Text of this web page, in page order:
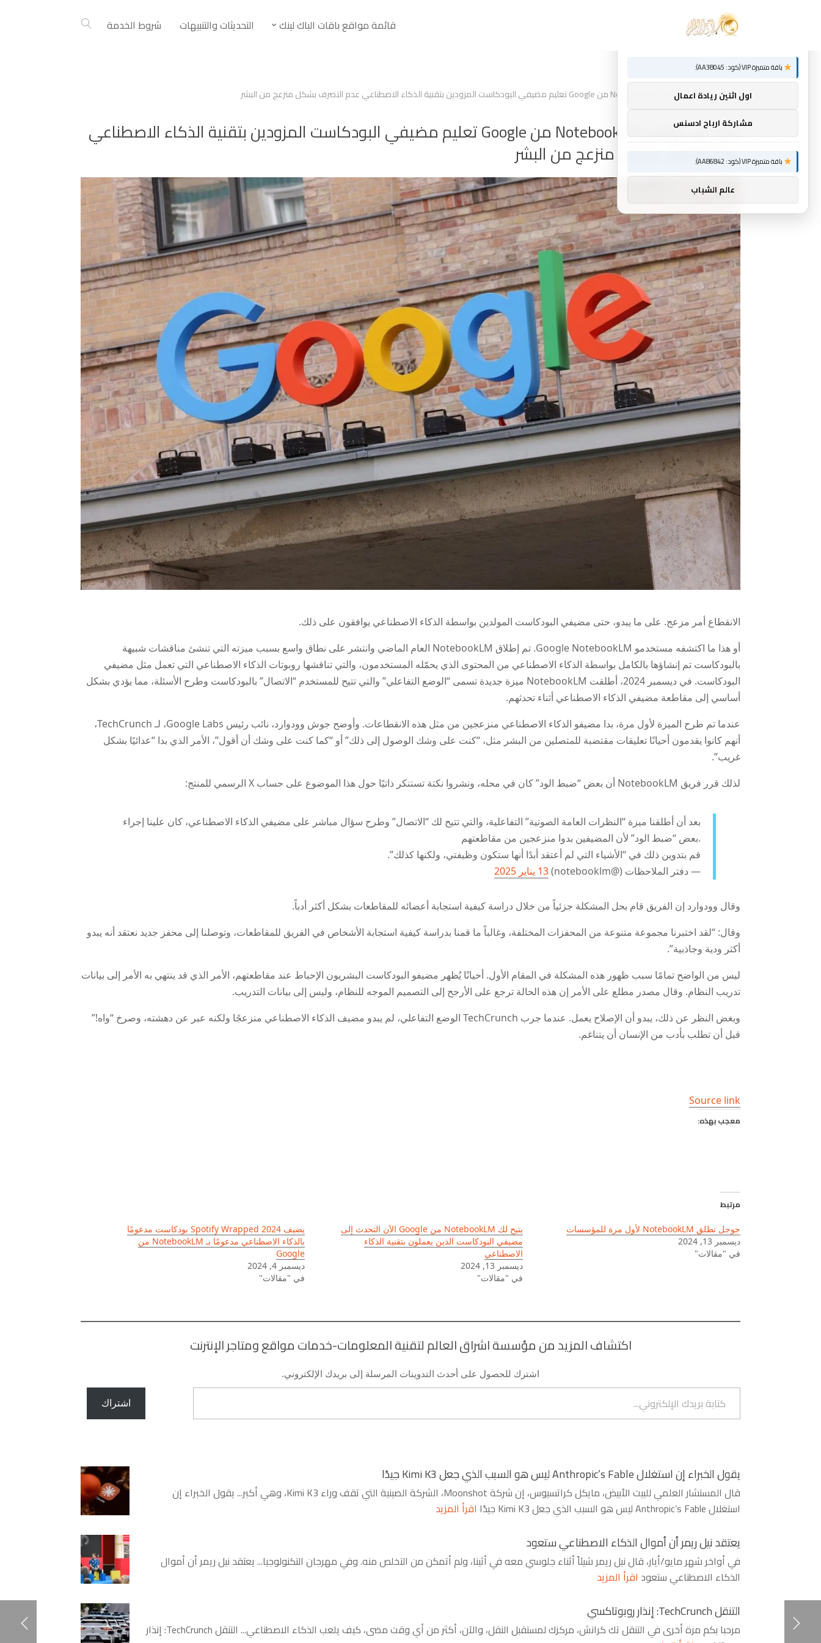
قائمة مواقع باقات الباك لينك التحديثات والتنبيهات شروط الخدمة
Home
»كان على برنامج NotebookLM من Google تعليم مضيفي البودكاست المزودين بتقنية الذكاء الاصطناعي عدم التصرف بشكل منزعج من البشر
كان على برنامج NotebookLM من Google تعليم مضيفي البودكاست المزودين بتقنية الذكاء الاصطناعي
عدم التصرف بشكل منزعج من البشر
الانقطاع أمر مزعج. على ما يبدو، حتى مضيفي البودكاست المولدين بواسطة الذكاء الاصطناعي يوافقون على ذلك.
أو هذا ما اكتشفه مستخدمو Google NotebookLM. تم إطلاق NotebookLM العام الماضي وانتشر على نطاق واسع بسبب ميزته التي تنشئ مناقشات شبيهة
بالبودكاست تم إنشاؤها بالكامل بواسطة الذكاء الاصطناعي من المحتوى الذي يحمّله المستخدمون، والتي تناقشها روبوتات الذكاء الاصطناعي التي تعمل مثل مضيفي
البودكاست. في ديسمبر 2024، أطلقت NotebookLM ميزة جديدة تسمى “الوضع التفاعلي” والتي تتيح للمستخدم “الاتصال” بالبودكاست وطرح الأسئلة، مما يؤدي بشكل
أساسي إلى مقاطعة مضيفي الذكاء الاصطناعي أثناء تحدثهم.
عندما تم طرح الميزة لأول مرة، بدا مضيفو الذكاء الاصطناعي منزعجين من مثل هذه الانقطاعات. وأوضح جوش وودوارد، نائب رئيس Google Labs، لـ TechCrunch،
أنهم كانوا يقدمون أحيانًا تعليقات مقتضبة للمتصلين من البشر مثل، “كنت على وشك الوصول إلى ذلك” أو “كما كنت على وشك أن أقول”، الأمر الذي بدا “عدائيًا بشكل
غريب”.
لذلك قرر فريق NotebookLM أن بعض “ضبط الود” كان في محله، ونشروا نكتة تستنكر ذاتيًا حول هذا الموضوع على حساب X الرسمي للمنتج:
بعد أن أطلقنا ميزة “النظرات العامة الصوتية” التفاعلية، والتي تتيح لك “الاتصال” وطرح سؤال مباشر على مضيفي الذكاء الاصطناعي، كان علينا إجراء
بعض “ضبط الود” لأن المضيفين بدوا منزعجين من مقاطعتهم.
قم بتدوين ذلك في “الأشياء التي لم أعتقد أبدًا أنها ستكون وظيفتي، ولكنها كذلك”.
— دفتر الملاحظات (@notebooklm)
13 يناير 2025
وقال وودوارد إن الفريق قام بحل المشكلة جزئياً من خلال دراسة كيفية استجابة أعضائه للمقاطعات بشكل أكثر أدباً.
وقال: “لقد اختبرنا مجموعة متنوعة من المحفزات المختلفة، وغالباً ما قمنا بدراسة كيفية استجابة الأشخاص في الفريق للمقاطعات، وتوصلنا إلى محفز جديد نعتقد أنه يبدو
أكثر ودية وجاذبية”.
ليس من الواضح تمامًا سبب ظهور هذه المشكلة في المقام الأول. أحيانًا يُظهر مضيفو البودكاست البشريون الإحباط عند مقاطعتهم، الأمر الذي قد ينتهي به الأمر إلى بيانات
تدريب النظام. وقال مصدر مطلع على الأمر إن هذه الحالة ترجع على الأرجح إلى التصميم الموجه للنظام، وليس إلى بيانات التدريب.
وبغض النظر عن ذلك، يبدو أن الإصلاح يعمل. عندما جرب TechCrunch الوضع التفاعلي، لم يبدو مضيف الذكاء الاصطناعي منزعجًا ولكنه عبر عن دهشته، وصرخ “واه!”
قبل أن تطلب بأدب من الإنسان أن يتناغم.
Source link
معجب بهذه:
مرتبط
جوجل تطلق NotebookLM لأول مرة للمؤسسات
ديسمبر 13, 2024
في "مقالات"
يتيح لك NotebookLM من Google الآن التحدث إلى
مضيفي البودكاست الذين يعملون بتقنية الذكاء
الاصطناعي
ديسمبر 13, 2024
في "مقالات"
يضيف Spotify Wrapped 2024 بودكاست مدعومًا
بالذكاء الاصطناعي مدعومًا بـ NotebookLM من
Google
ديسمبر 4, 2024
في "مقالات"
اكتشاف المزيد من مؤسسة اشراق العالم لتقنية المعلومات-خدمات مواقع ومتاجر الإنترنت
اشترك للحصول على أحدث التدوينات المرسلة إلى بريدك الإلكتروني.
كتابة بريدك الإلكتروني...
اشتراك
يقول الخبراء إن استغلال Anthropic’s Fable ليس هو السبب الذي جعل Kimi K3 جيدًا
قال المستشار العلمي للبيت الأبيض، مايكل كراتسيوس، إن شركة Moonshot، الشركة الصينية التي تقف وراء Kimi K3، وهي أكبر... يقول الخبراء إن
استغلال Anthropic’s Fable ليس هو السبب الذي جعل Kimi K3 جيدًا
اقرأ المزيد
يعتقد نيل ريمر أن أموال الذكاء الاصطناعي ستعود
في أواخر شهر مايو/أيار، قال نيل ريمر شيئاً أثناء جلوسي معه في أثينا، ولم أتمكن من التخلص منه. وفي مهرجان التكنولوجيا... يعتقد نيل ريمر أن أموال
الذكاء الاصطناعي ستعود اقرأ المزيد
التنقل TechCrunch: إنذار روبوتاكسي
مرحبا بكم مرة أخرى في التنقل تك كرانش، مركزك لمستقبل النقل، والآن، أكثر من أي وقت مضى، كيف يلعب الذكاء الاصطناعي... التنقل TechCrunch: إنذار
باقة متميزة VIP (كود: AA38045):
اول اثنين ريادة اعمال
مشاركة ارباح ادسنس
باقة متميزة VIP (كود: AA86842):
عالم الشباب